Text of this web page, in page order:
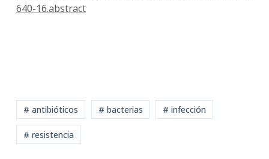
640-16.abstract
# antibióticos # bacterias # infección
# resistencia